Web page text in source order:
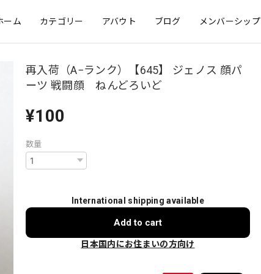
ーム カテゴリー アバウト ブログ メンバーシップ
再入荷（A−ランク）【645】 ジェノス 顔パ
ーツ 戦闘顔 ねんどろいど
¥100
数量
International shipping available
Add to cart
日本国内にお住まいの方向け